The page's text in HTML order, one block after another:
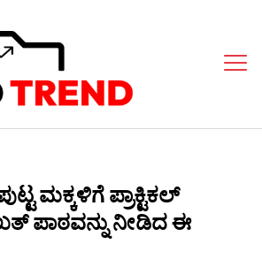
ಮಕ್ಕಳಿಗೆ ಪ್ರಾಕ್ಟಿಕಲ್
ಪಾಠವನ್ನು ನೀಡಿದ ಈ